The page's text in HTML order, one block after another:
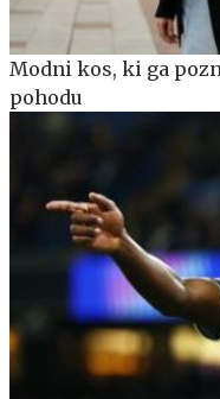
Modni kos, ki ga
pohodu